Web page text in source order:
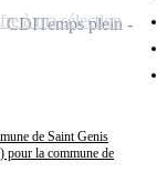
de Saint Genis
pour la commune de
CDITemps plein
à ma sélection